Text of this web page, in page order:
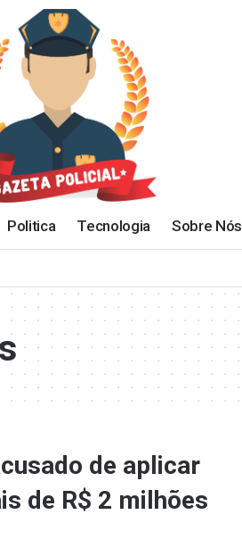
Politica Tecnologia Sobre Nós
de aplicar
de R$ 2 milhões